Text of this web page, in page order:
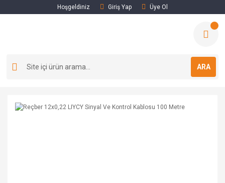
Hoşgeldiniz Giriş Yap Üye Ol
ARA